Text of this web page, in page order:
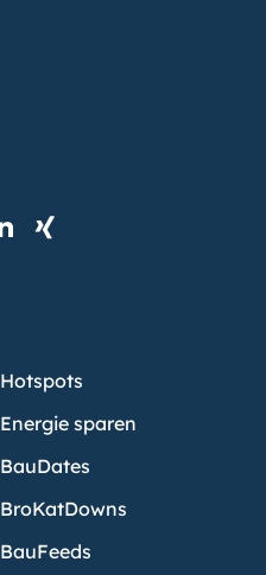
Hotspots
Energie sparen
BauDates
BroKatDowns
BauFeeds